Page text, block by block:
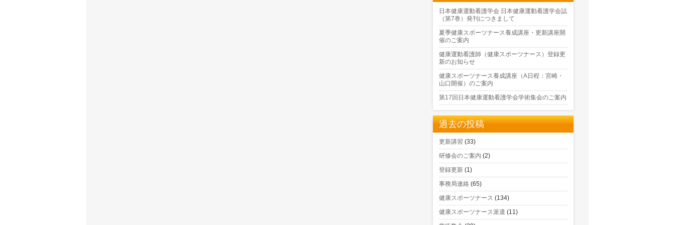
日本健康運動看護学会 日本健康運動看護学会誌
（第7巻）発刊につきまして
夏季健康スポーツナース養成講座・更新講座開
催のご案内
健康運動看護師（健康スポーツナース）登録更
新のお知らせ
健康スポーツナース養成講座（A日程：宮崎・
山口開催）のご案内
第17回日本健康運動看護学会学術集会のご案内
過去の投稿
更新講習 (33)
研修会のご案内 (2)
登録更新 (1)
事務局連絡 (65)
健康スポーツナース (134)
健康スポーツナース派遣 (11)